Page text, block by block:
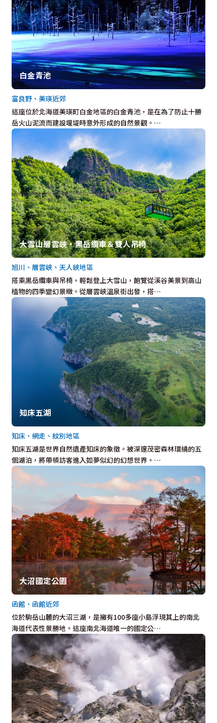
白金青池
這座位於北海道美瑛町白金地區的白金青池，是在為了防止十勝
岳火山泥流而建設堰堤時意外形成的自然景觀。…
富良野、美瑛近郊
大雪山層雲峽・黑岳纜車＆雙人吊椅
搭乘黑岳纜車與吊椅，輕鬆登上大雪山，飽覽從溪谷美景到高山
植物的四季變幻景緻。從層雲峽溫泉街出發，搭…
旭川、層雲峽、天人峽地區
知床五湖
知床五湖是世界自然遺產知床的象徵。被深邃茂密森林環繞的五
個湖泊，將帶領訪客進入如夢似幻的幻想世界。…
知床、網走、紋別地區
大沼國定公園
位於駒岳山麓的大沼三湖，是擁有100多座小島浮現其上的南北
海道代表性景勝地。這座南北海道唯一的國定公…
函館、函館近郊